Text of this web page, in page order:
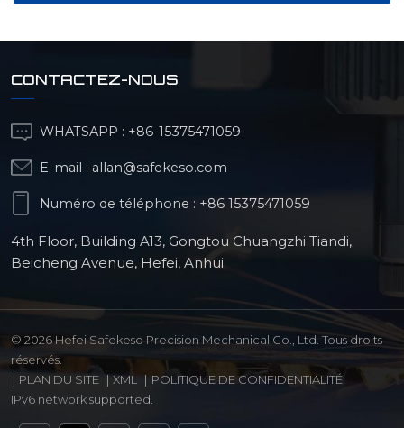
CONTACTEZ-NOUS
WHATSAPP : +86-15375471059
E-mail : allan@safekeso.com
Numéro de téléphone : +86 15375471059
4th Floor, Building A13, Gongtou Chuangzhi Tiandi,
Beicheng Avenue, Hefei, Anhui
© 2026 Hefei Safekeso Precision Mechanical Co., Ltd. Tous droits
réservés.
| PLAN DU SITE | XML | POLITIQUE DE CONFIDENTIALITÉ
IPv6 network supported.